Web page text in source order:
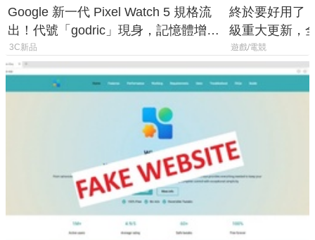
Google 新一代 Pixel Watch 5 規格流
出！代號「godric」現身，記憶體增強
鎖定 AI 應用
3C新品
終於要好用了
級重大更新，
式讓操作就像
遊戲/電競